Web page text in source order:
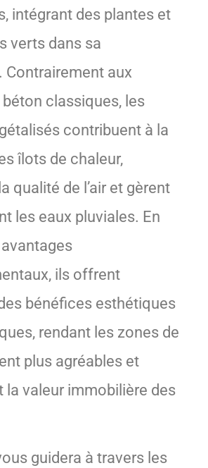
intégrant des plantes et
verts dans sa
Contrairement aux
classiques, les
contribuent à la
îlots de chaleur,
qualité de l’air et gèrent
les eaux pluviales. En
ils offrent
bénéfices esthétiques
rendant les zones de
plus agréables et
la valeur immobilière des
guidera à travers les